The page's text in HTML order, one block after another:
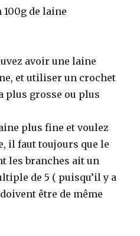
100g de laine
avoir une laine
et utiliser un crochet
plus grosse ou plus
plus fine et voulez
il faut toujours que le
les branches ait un
de 5 ( puisqu’il y a
être de même